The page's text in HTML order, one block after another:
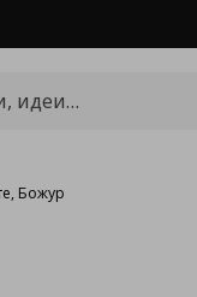
Божур